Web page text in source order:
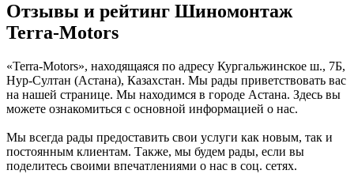
Отзывы и рейтинг Шиномонтаж
Terra-Motors
«Terra-Motors», находящаяся по адресу Кургальжинское ш., 7Б,
Нур-Султан (Астана), Казахстан. Мы рады приветствовать вас
на нашей странице. Мы находимся в городе Астана. Здесь вы
можете ознакомиться с основной информацией о нас.
Мы всегда рады предоставить свои услуги как новым, так и
постоянным клиентам. Также, мы будем рады, если вы
поделитесь своими впечатлениями о нас в соц. сетях.